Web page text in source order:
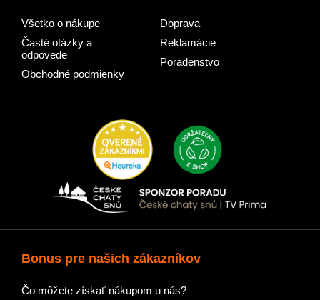
Všetko o nákupe
Časté otázky a
odpovede
Obchodné podmienky
Doprava
Reklamácie
Poradenstvo
Bonus pre našich zákazníkov
Čo môžete získať nákupom u nás?